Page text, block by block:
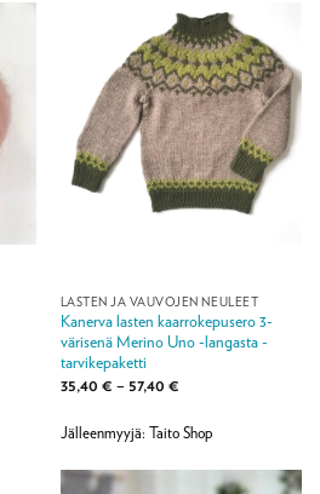
LASTEN JA VAUVOJEN NEULEET
Kanerva lasten kaarrokepusero 3-
värisenä Merino Uno -langasta -
tarvikepaketti
35,40 € – 57,40 €Hintaluokka:
57,40 €
Jälleenmyyjä: Taito Shop